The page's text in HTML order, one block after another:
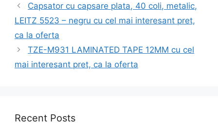
Capsator cu capsare plata, 40 coli, metalic,
LEITZ 5523 – negru cu cel mai interesant pret,
ca la oferta
TZE-M931 LAMINATED TAPE 12MM cu cel
mai interesant pret, ca la oferta
Recent Posts